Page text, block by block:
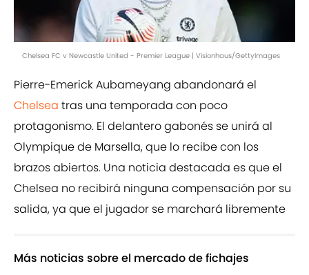
Chelsea FC v Newcastle United - Premier League | Visionhaus/GettyImages
Pierre-Emerick Aubameyang abandonará el
Chelsea tras una temporada con poco
protagonismo. El delantero gabonés se unirá al
Olympique de Marsella, que lo recibe con los
brazos abiertos. Una noticia destacada es que el
Chelsea no recibirá ninguna compensación por su
salida, ya que el jugador se marchará libremente
Más noticias sobre el mercado de fichajes